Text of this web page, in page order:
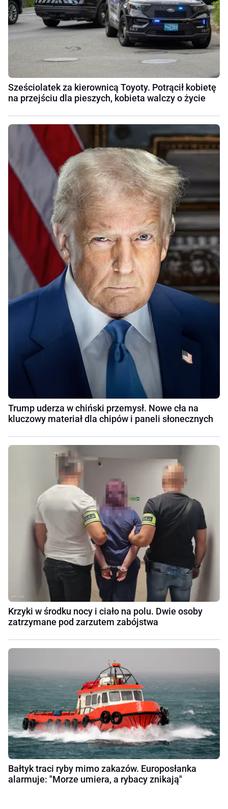
Sześciolatek za kierownicą Toyoty. Potrącił kobietę
na przejściu dla pieszych, kobieta walczy o życie
Trump uderza w chiński przemysł. Nowe cła na
kluczowy materiał dla chipów i paneli słonecznych
Krzyki w środku nocy i ciało na polu. Dwie osoby
zatrzymane pod zarzutem zabójstwa
Bałtyk traci ryby mimo zakazów. Europosłanka
alarmuje: "Morze umiera, a rybacy znikają"